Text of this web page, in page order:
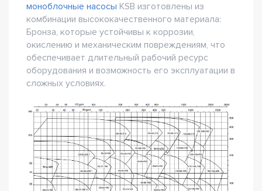
моноблочные насосы KSB изготовлены из
комбинации высококачественного материала:
Бронза, которые устойчивы к коррозии,
окислению и механическим повреждениям, что
обеспечивает длительный рабочий ресурс
оборудования и возможность его эксплуатации в
сложных условиях.